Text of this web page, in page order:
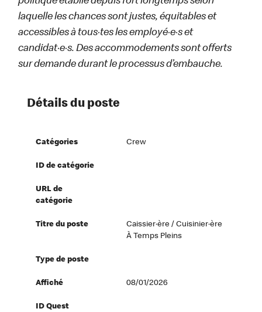
laquelle les chances sont justes, équitables et
accessibles à tous·tes les employé·e·s et
candidat·e·s. Des accommodements sont offerts
sur demande durant le processus d’embauche.
Détails du poste
Catégories Crew
ID de catégorie
URL de
catégorie
Titre du poste
Caissier·ère / Cuisinier·ère
À Temps Pleins
Type de poste
Affiché 08/01/2026
ID Quest